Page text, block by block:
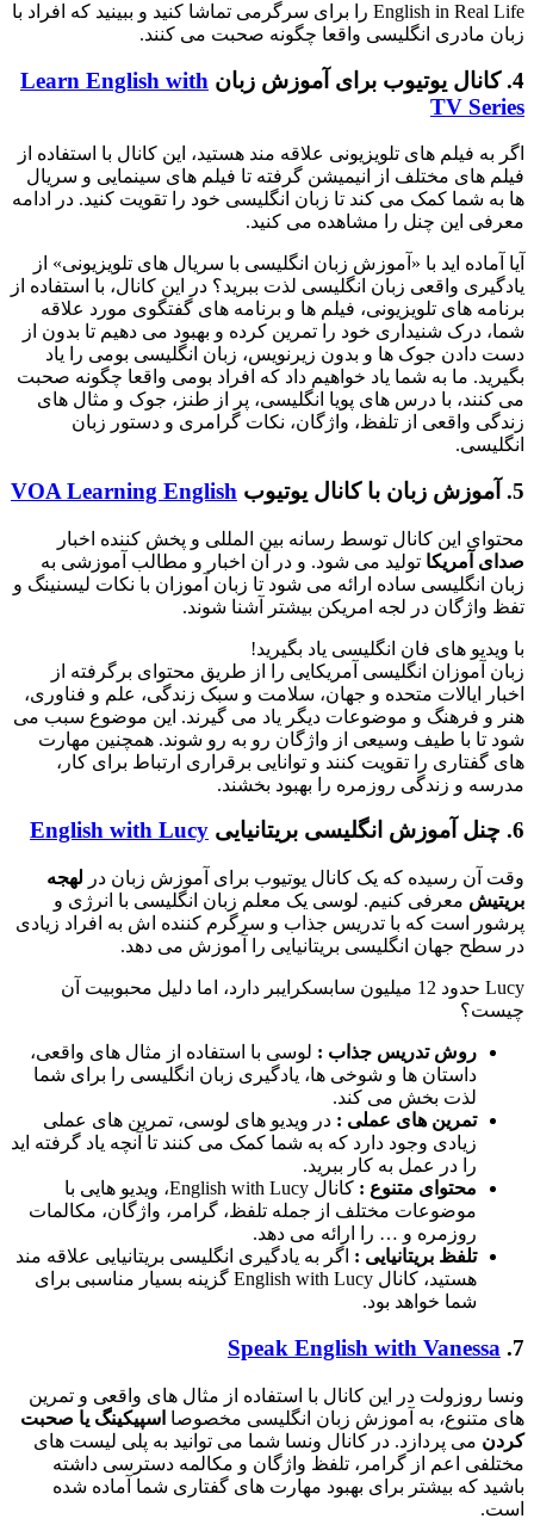
English in Real Life را برای سرگرمی تماشا کنید و ببینید که افراد با
زبان مادری انگلیسی واقعا چگونه صحبت می کنند.
4. کانال یوتیوب برای آموزش زبان
Learn English with
TV Series
اگر به فیلم های تلویزیونی علاقه‌ مند هستید، این کانال با استفاده از
فیلم های مختلف از انیمیشن گرفته تا فیلم های سینمایی و سریال
ها به شما کمک می‌ کند تا زبان انگلیسی خود را تقویت کنید. در ادامه
معرفی این چنل را مشاهده می کنید.
آیا آماده‌ اید با «آموزش زبان انگلیسی با سریال های تلویزیونی» از
یادگیری واقعی زبان انگلیسی لذت ببرید؟ در این کانال، با استفاده از
برنامه‌ های تلویزیونی، فیلم‌ ها و برنامه‌ های گفتگوی مورد علاقه
شما، درک شنیداری خود را تمرین کرده و بهبود می‌ دهیم تا بدون از
دست دادن جوک‌ ها و بدون زیرنویس، زبان انگلیسی بومی را یاد
بگیرید. ما به شما یاد خواهیم داد که افراد بومی واقعا چگونه صحبت
می کنند، با درس های پویا انگلیسی، پر از طنز، جوک و مثال های
زندگی واقعی از تلفظ، واژگان، نکات گرامری و دستور زبان
انگلیسی.
5. آموزش زبان با کانال یوتیوب VOA Learning English
محتوای این کانال توسط رسانه بین المللی و پخش کننده اخبار
صدای آمریکا تولید می شود. و در آن اخبار و مطالب آموزشی به
زبان انگلیسی ساده ارائه می شود تا زبان آموزان با نکات لیسنینگ و
تفظ واژگان در لجه امریکن بیشتر آشنا شوند.
با ویدیو های فان انگلیسی یاد بگیرید!
زبان آموزان انگلیسی آمریکایی را از طریق محتوای برگرفته از
اخبار ایالات متحده و جهان، سلامت و سبک زندگی، علم و فناوری،
هنر و فرهنگ و موضوعات دیگر یاد می گیرند. این موضوع سبب می
شود تا با طیف وسیعی از واژگان رو به رو شوند. همچنین مهارت
های گفتاری را تقویت کنند و توانایی برقراری ارتباط برای کار،
مدرسه و زندگی روزمره را بهبود بخشند.
6. چنل آموزش انگلیسی بریتانیایی English with Lucy
وقت آن رسیده که یک کانال یوتیوب برای آموزش زبان در لهجه
بریتیش معرفی کنیم. لوسی یک معلم زبان انگلیسی با انرژی و
پرشور است که با تدریس جذاب و سرگرم کننده اش به افراد زیادی
در سطح جهان انگلیسی بریتانیایی را آموزش می دهد.
Lucy حدود 12 میلیون سابسکرایبر دارد، اما دلیل محبوبیت آن
چیست؟
روش تدریس جذاب : لوسی با استفاده از مثال‌ های واقعی،
داستان‌ ها و شوخی‌ ها، یادگیری زبان انگلیسی را برای شما
لذت‌ بخش می‌ کند.
تمرین‌ های عملی : در ویدیو های لوسی، تمرین‌ های عملی
زیادی وجود دارد که به شما کمک می‌ کنند تا آنچه یاد گرفته‌ اید
را در عمل به کار ببرید.
محتوای متنوع :
کانال English with Lucy، ویدیو هایی با
موضوعات مختلف از جمله تلفظ، گرامر، واژگان، مکالمات
روزمره و … را ارائه می‌ دهد.
تلفظ بریتانیایی : اگر به یادگیری انگلیسی بریتانیایی علاقه‌ مند
هستید، کانال English with Lucy گزینه بسیار مناسبی برای
شما خواهد بود.
7.
Speak English with Vanessa
ونسا روزولت در این کانال با استفاده از مثال‌ های واقعی و تمرین‌
های متنوع، به آموزش زبان انگلیسی مخصوصا اسپیکینگ یا صحبت
کردن می‌ پردازد. در کانال ونسا شما می توانید به پلی لیست های
مختلفی اعم از گرامر، تلفظ واژگان و مکالمه دسترسی داشته
باشید که بیشتر برای بهبود مهارت های گفتاری شما آماده شده
است.